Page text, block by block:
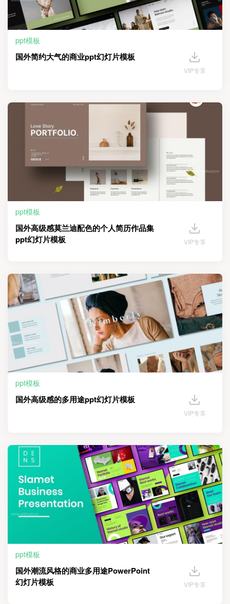
ppt模板
国外简约大气的商业ppt幻灯片模板
VIP专享
ppt模板
国外高级感莫兰迪配色的个人简历作品集
ppt幻灯片模板
VIP专享
ppt模板
国外高级感的多用途ppt幻灯片模板
VIP专享
ppt模板
国外潮流风格的商业多用途PowerPoint
幻灯片模板
VIP专享